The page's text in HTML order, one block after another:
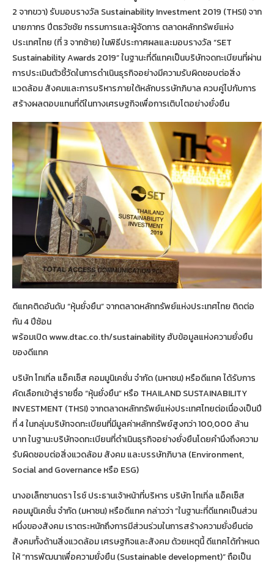
2 จากขวา) รับมอบรางวัล Sustainability Investment 2019 (THSI) จาก
นายภากร ปีตธวัชชัย กรรมการและผู้จัดการ ตลาดหลักทรัพย์แห่ง
ประเทศไทย (ที่ 3 จากซ้าย) ในพิธีประกาศผลและมอบรางวัล “SET
Sustainability Awards 2019” ในฐานะที่ดีแทคเป็นบริษัทจดทะเบียนที่ผ่าน
การประเมินตัวชี้วัดในการดำเนินธุรกิจอย่างมีความรับผิดชอบต่อสิ่ง
แวดล้อม สังคมและการบริหารภายใต้หลักบรรษัทภิบาล ควบคู่ไปกับการ
สร้างผลตอบแทนที่ดีในทางเศรษฐกิจเพื่อการเติบโตอย่างยั่งยืน
ดีแทคติดอันดับ “หุ้นยั่งยืน” จากตลาดหลักทรัพย์แห่งประเทศไทย ติดต่อ
กัน 4 ปีซ้อน
พร้อมเปิด www.dtac.co.th/sustainability ฮับข้อมูลแห่งความยั่งยืน
ของดีแทค
บริษัท โทเทิ่ล แอ็คเซ็ส คอมมูนิเคชั่น จำกัด (มหาชน) หรือดีแทค ได้รับการ
คัดเลือกเข้าสู่รายชื่อ “หุ้นยั่งยืน” หรือ THAILAND SUSTAINABILITY
INVESTMENT (THSI) จากตลาดหลักทรัพย์แห่งประเทศไทยต่อเนื่องเป็นปี
ที่ 4 ในกลุ่มบริษัทจดทะเบียนที่มีมูลค่าหลักทรัพย์สูงกว่า 100,000 ล้าน
บาท ในฐานะบริษัทจดทะเบียนที่ดำเนินธุรกิจอย่างยั่งยืนโดยคำนึงถึงความ
รับผิดชอบต่อสิ่งแวดล้อม สังคม และบรรษัทภิบาล (Environment,
Social and Governance หรือ ESG)
นางอเล็กซานดรา ไรช์ ประธานเจ้าหน้าที่บริหาร บริษัท โทเทิ่ล แอ็คเซ็ส
คอมมูนิเคชั่น จำกัด (มหาชน) หรือดีแทค กล่าวว่า “ในฐานะที่ดีแทคเป็นส่วน
หนึ่งของสังคม เราตระหนักถึงการมีส่วนร่วมในการสร้างความยั่งยืนต่อ
สังคมทั้งด้านสิ่งแวดล้อม เศรษฐกิจและสังคม ด้วยเหตุนี้ ดีแทคได้กำหนด
ให้ “การพัฒนาเพื่อความยั่งยืน (Sustainable development)” ถือเป็น